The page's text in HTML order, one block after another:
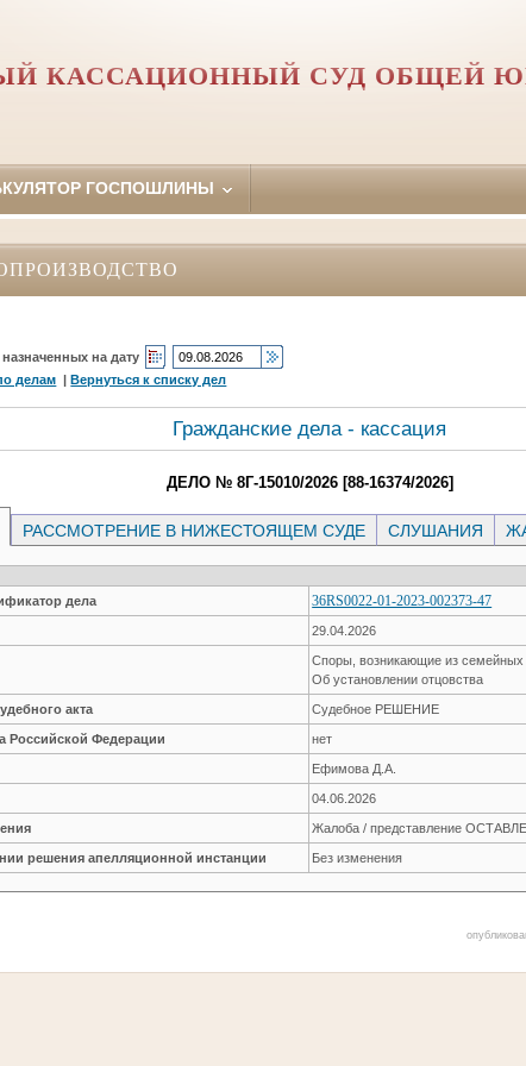
КАССАЦИОННЫЙ СУД ОБЩЕЙ
ГОСПОШЛИНЫ
на дату
делам |Вернуться к списку дел
Гражданские дела - кассация
ДЕЛО № 8Г-15010/2026 [88-16374/2026]
РАССМОТРЕНИЕ В НИЖЕСТОЯЩЕМ СУДЕ СЛУШАНИЯ
дела
36RS0022-01-2023-002373-47
29.04.2026
Споры, возникающие из
Об установлении отцовства
акта Судебное РЕШЕНИЕ
Российской Федерации нет
Ефимова Д.А.
04.06.2026
Жалоба / представление
решения апелляционной инстанции Без изменения